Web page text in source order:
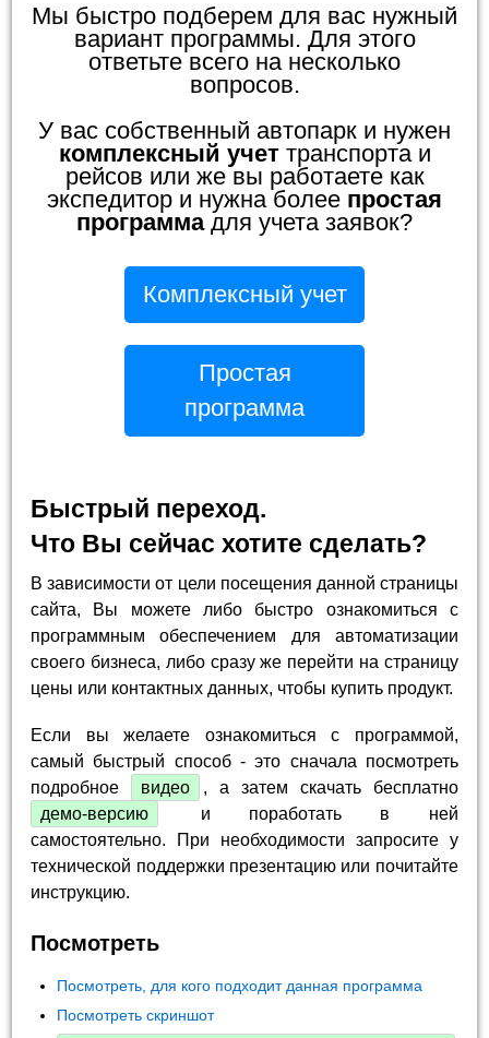
Мы быстро подберем для вас нужный
вариант программы. Для этого
ответьте всего на несколько
вопросов.
У вас собственный автопарк и нужен
комплексный учеттранспорта и
рейсов или же вы работаете как
экспедитор и нужна более простая
программадля учета заявок?
Комплексный учет
Простая
программа
Быстрый переход.
Что Вы сейчас хотите сделать?
В зависимости от цели посещения данной страницы
сайта, Вы можете либо быстро ознакомиться с
программным обеспечением для автоматизации
своего бизнеса, либо сразу же перейти на страницу
цены или контактных данных, чтобы купить продукт.
Если вы желаете ознакомиться с программой,
самый быстрый способ - это сначала посмотреть
подробное
видео
, а затем скачать бесплатно
демо-версию
и поработать в ней
самостоятельно. При необходимости запросите у
технической поддержки презентацию или почитайте
инструкцию.
Посмотреть
Посмотреть, для кого подходит данная программа
Посмотреть скриншот